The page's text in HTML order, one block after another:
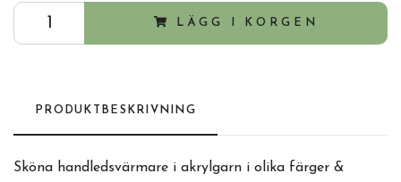
LÄGG I KORGEN
PRODUKTBESKRIVNING
Sköna handledsvärmare i akrylgarn i olika färger &